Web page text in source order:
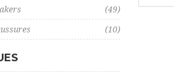
(49)
(10)